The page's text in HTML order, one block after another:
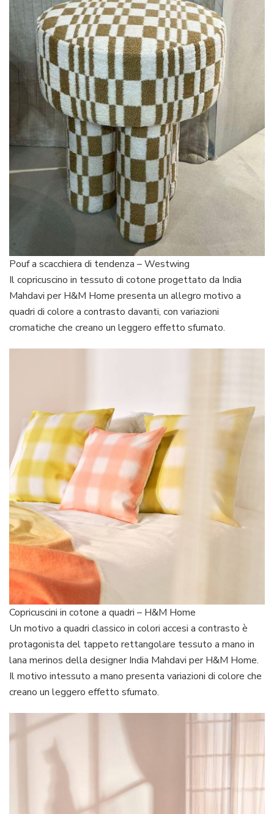
Pouf a scacchiera di tendenza – Westwing
Il copricuscino in tessuto di cotone progettato da India
Mahdavi per H&M Home presenta un allegro motivo a
quadri di colore a contrasto davanti, con variazioni
cromatiche che creano un leggero effetto sfumato.
Copricuscini in cotone a quadri – H&M Home
Un motivo a quadri classico in colori accesi a contrasto è
protagonista del tappeto rettangolare tessuto a mano in
lana merinos della designer India Mahdavi per H&M Home.
Il motivo intessuto a mano presenta variazioni di colore che
creano un leggero effetto sfumato.